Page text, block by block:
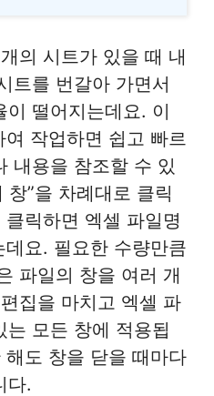
의 시트가 있을 때 내
트를 번갈아 가면서
이 떨어지는데요. 이
작업하면 쉽고 빠르
내용을 참조할 수 있
”을 차례대로 클릭
릭하면 엑셀 파일명
요. 필요한 수량만큼
파일의 창을 여러 개
집을 마치고 엑셀 파
모든 창에 적용됩
도 창을 닫을 때마다
다.